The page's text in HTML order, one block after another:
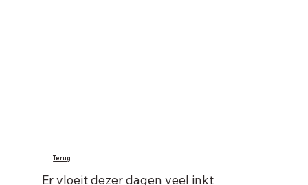
Terug
Gemeentefusies: op
Er vloeit dezer dagen veel inkt